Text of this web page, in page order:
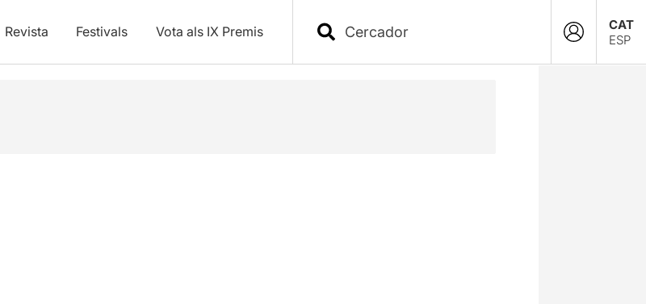
Revista Festivals Vota als IX Premis
CAT
ESP